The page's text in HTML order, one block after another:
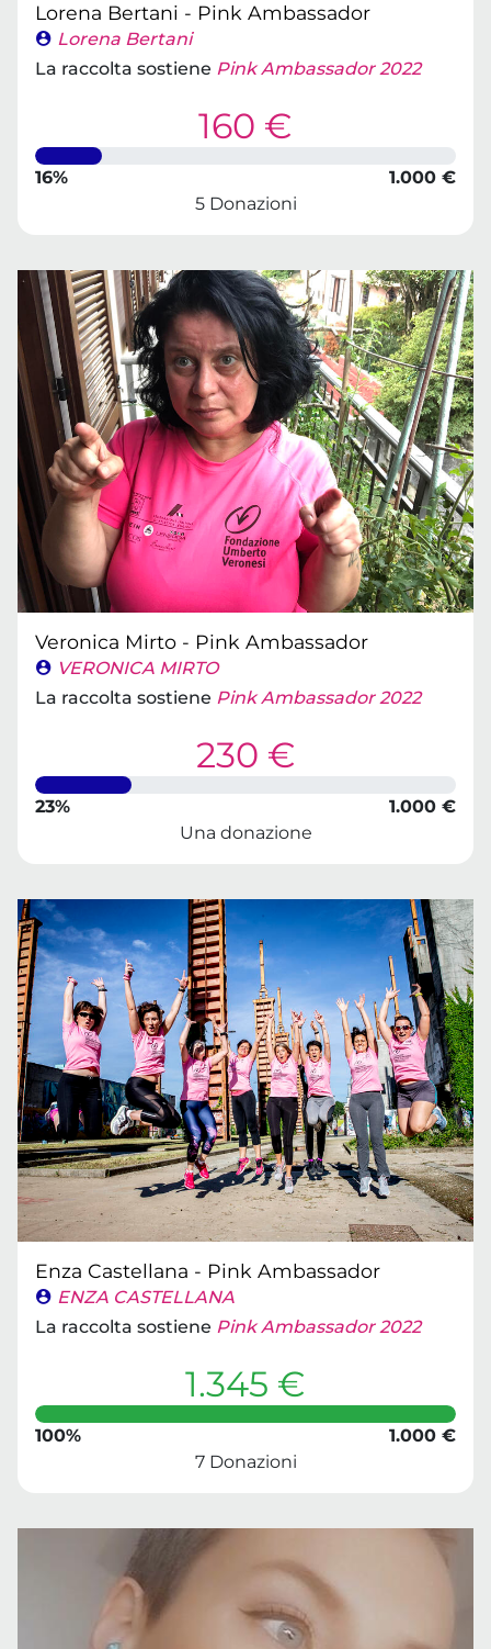
Lorena Bertani - Pink Ambassador
Lorena Bertani
La raccolta sostiene Pink Ambassador 2022
160 €
16%
1.000 €
5 Donazioni
Veronica Mirto - Pink Ambassador
VERONICA MIRTO
La raccolta sostiene Pink Ambassador 2022
230 €
23%
1.000 €
Una donazione
Enza Castellana - Pink Ambassador
ENZA CASTELLANA
La raccolta sostiene Pink Ambassador 2022
1.345 €
100%
1.000 €
7 Donazioni